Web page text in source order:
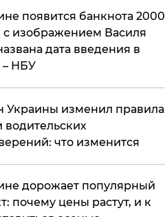
появится банкнота 2000
с изображением Василя
дата введения в
– НБУ
Украины изменил правила
водительских
что изменится
дорожает популярный
почему цены растут, и к